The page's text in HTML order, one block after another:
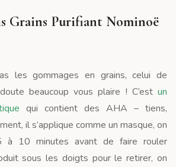
Grains Purifiant Nominoë
les gommages en grains, celui de
beaucoup vous plaire ! C’est un
qui contient des AHA – tiens,
il s’applique comme un masque, on
à 10 minutes avant de faire rouler
sous les doigts pour le retirer, on